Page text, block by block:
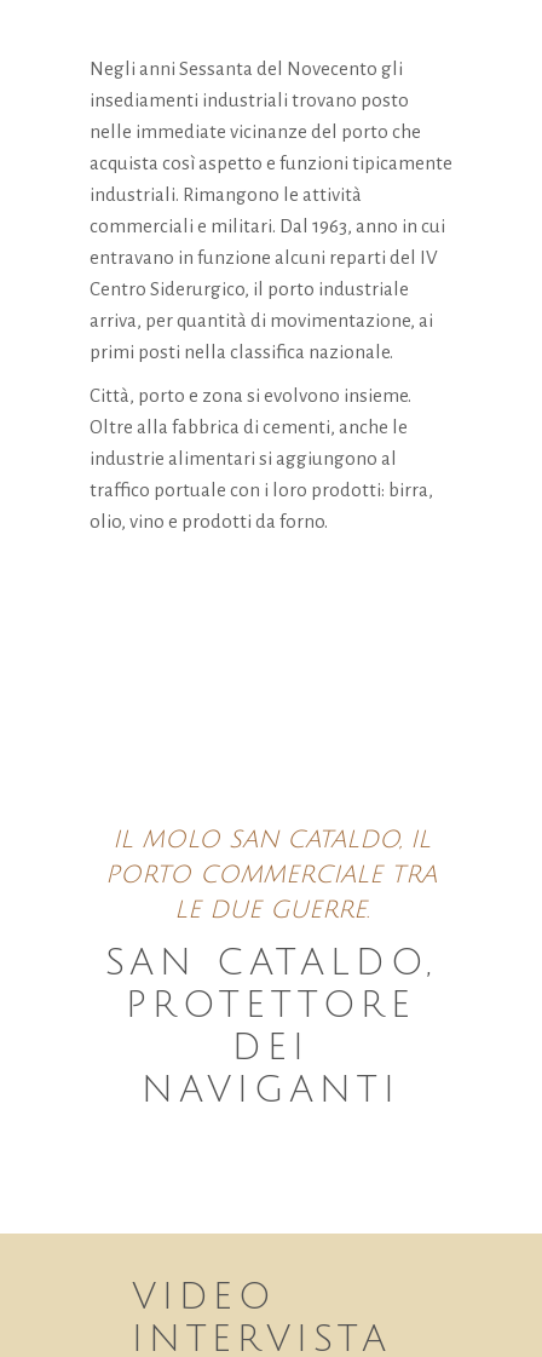
Negli anni Sessanta del Novecento gli
insediamenti industriali trovano posto
nelle immediate vicinanze del porto che
acquista così aspetto e funzioni tipicamente
industriali. Rimangono le attività
commerciali e militari. Dal 1963, anno in cui
entravano in funzione alcuni reparti del IV
Centro Siderurgico, il porto industriale
arriva, per quantità di movimentazione, ai
primi posti nella classifica nazionale.
Città, porto e zona si evolvono insieme.
Oltre alla fabbrica di cementi, anche le
industrie alimentari si aggiungono al
traffico portuale con i loro prodotti: birra,
olio, vino e prodotti da forno.
IL MOLO SAN CATALDO, IL
PORTO COMMERCIALE TRA
LE DUE GUERRE.
SAN CATALDO,
PROTETTORE
DEI
NAVIGANTI
VIDEO
INTERVISTA
contenuti e
offerte
personalizzati.